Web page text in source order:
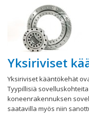
Yksiriviset
Yksiriviset kääntökehät
Tyypillisiä
koneenrakennuksen
saatavilla myös niin